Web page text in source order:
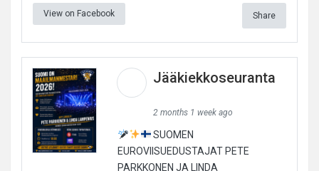
View on Facebook Share
Jääkiekkoseuranta
2 months 1 week ago
SUOMEN
EUROVIISUEDUSTAJAT PETE
PARKKONEN JA LINDA